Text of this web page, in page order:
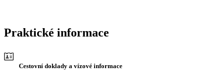
Praktické informace
Cestovní doklady a vízové informace